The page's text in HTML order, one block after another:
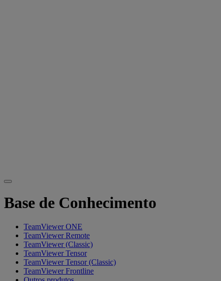
Base de Conhecimento
TeamViewer ONE
TeamViewer Remote
TeamViewer (Classic)
TeamViewer Tensor
TeamViewer Tensor (Classic)
TeamViewer Frontline